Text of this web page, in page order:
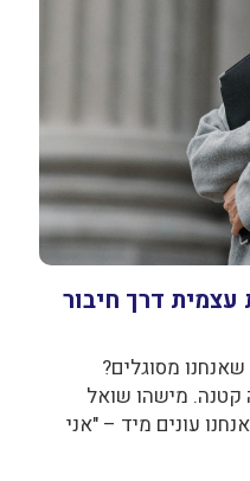
דרך חיבור
מסוגלים?
מישהו שואל
עונים מיד – "אני